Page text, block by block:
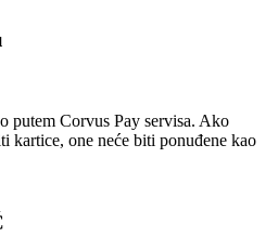
putem Corvus Pay servisa. Ako
kartice, one neće biti ponuđene kao